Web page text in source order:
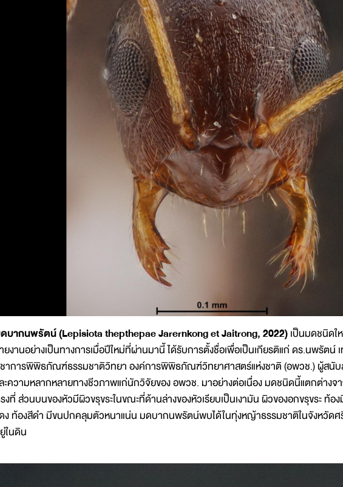
บากนพรัตน์ (Lepisiota thepthepae Jarernkong et Jaitrong, 2022)เป็นมดชนิดใ
ยงานอย่างเป็นทางการเมื่อปีใหม่ที่ผ่านมานี้ ได้รับการตั้งชื่อเพื่อเป็นเกียรติแก่ ดร.นพรัต
าการพิพิธภัณฑ์ธรรมชาติวิทยา องค์การพิพิธภัณฑ์วิทยาศาสตร์แห่งชาติ (อพวช.) ผู้สนั
ะความหลากหลายทางชีวภาพแก่นักวิจัยของ อพวช. มาอย่างต่อเนื่อง มดชนิดนี้แตกต่าง
งที่ ส่วนบนของหัวมีผิวขรุขระในขณะที่ด้านล่างของหัวเรียบเป็นเงามัน ผิวของอกขรุขระ ท้อ
ง ท้องสีดำ มีขนปกคลุมตัวหนาแน่น มดบากนพรัตน์พบได้ในทุ่งหญ้าธรรมชาติในจังหวัดศรีส
ในดิน